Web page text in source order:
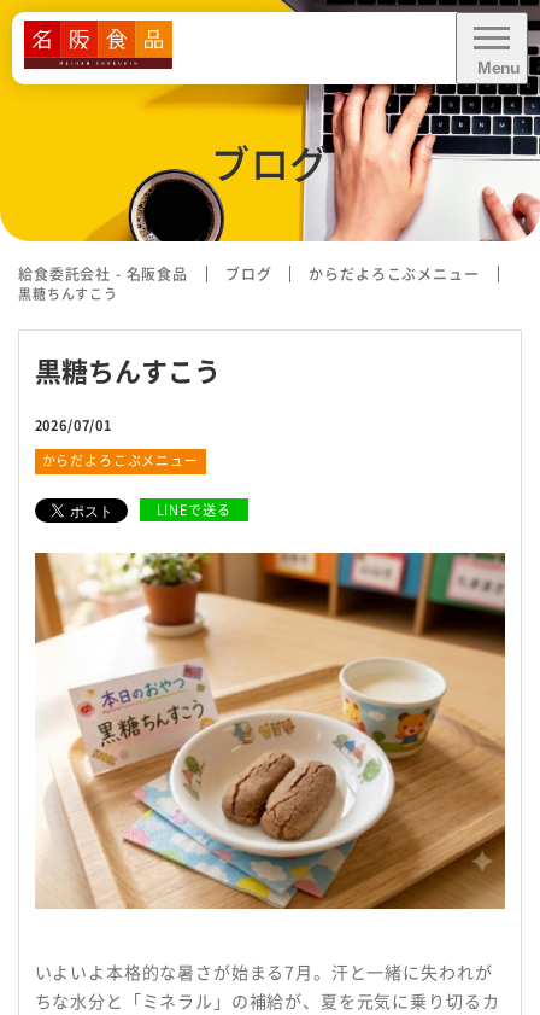
Menu
ブログ
CLOSE
業務内容
業態別お悩み解決
導入事例
名阪食品の強み
安全・安心への取り組み
採用情報
会社情報
よくある質問
サービス提供までの流れ
お役立ち情報
給食に関するお問い合わせ・
お見積り依頼
資料ダウンロード
給食委託会社 - 名阪食品 ブログ からだよろこぶメニュー
黒糖ちんすこう
黒糖ちんすこう
2026/07/01
からだよろこぶメニュー
LINEで送る
いよいよ本格的な暑さが始まる7月。汗と一緒に失われが
ちな水分と「ミネラル」の補給が、夏を元気に乗り切るカ